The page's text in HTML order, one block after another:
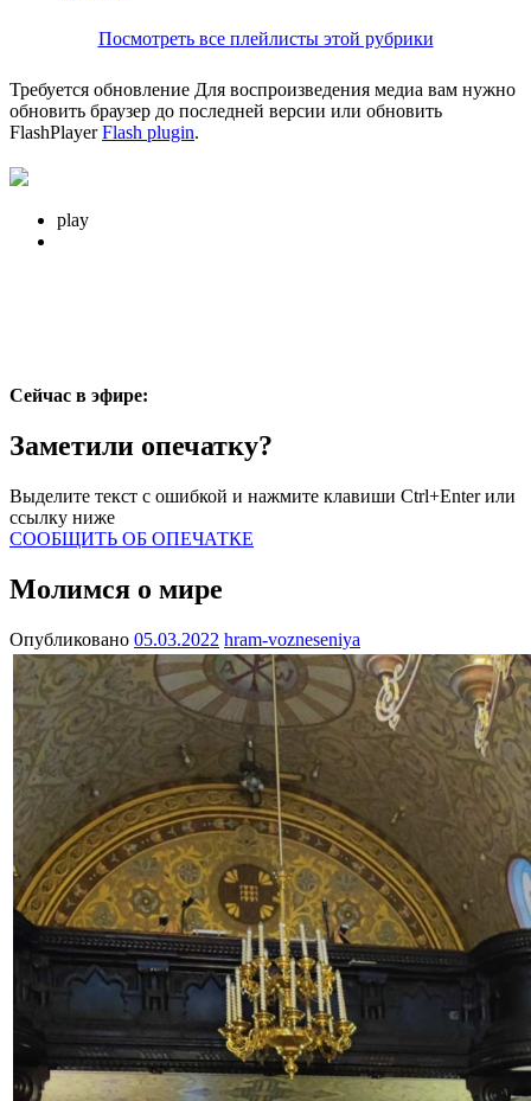
Посмотреть все плейлисты этой рубрики
Требуется обновление Для воспроизведения медиа вам нужно
обновить браузер до последней версии или обновить
FlashPlayerFlash plugin.
play
Сейчас в эфире:
Заметили опечатку?
Выделите текст с ошибкой и нажмите клавиши Ctrl+Enter или
ссылку ниже
СООБЩИТЬ ОБ ОПЕЧАТКЕ
Молимся о мире
Опубликовано 05.03.2022 hram-vozneseniya